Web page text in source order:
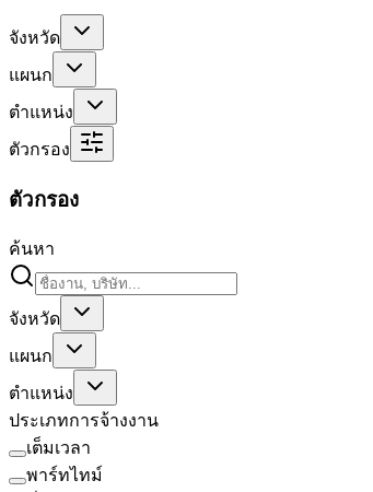
จังหวัด
แผนก
ตำแหน่ง
ตัวกรอง
ตัวกรอง
ค้นหา
จังหวัด
แผนก
ตำแหน่ง
ประเภทการจ้างงาน
เต็มเวลา
พาร์ทไทม์